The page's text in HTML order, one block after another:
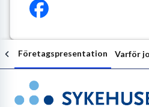
Företagspresentation Varför